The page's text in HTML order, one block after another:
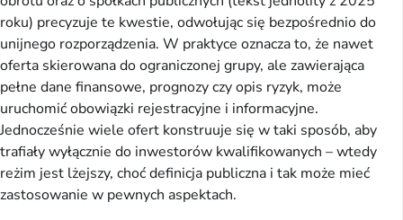
roku) precyzuje te kwestie, odwołując się bezpośrednio do
unijnego rozporządzenia. W praktyce oznacza to, że nawet
oferta skierowana do ograniczonej grupy, ale zawierająca
pełne dane finansowe, prognozy czy opis ryzyk, może
uruchomić obowiązki rejestracyjne i informacyjne.
Jednocześnie wiele ofert konstruuje się w taki sposób, aby
trafiały wyłącznie do inwestorów kwalifikowanych – wtedy
reżim jest lżejszy, choć definicja publiczna i tak może mieć
zastosowanie w pewnych aspektach.